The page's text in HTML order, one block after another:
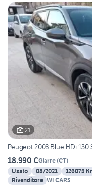
21
Peugeot 2008 Blue HDi 130
18.990 €Giarre(CT)
Usato
08/2021 126075
Rivenditore WI CARS